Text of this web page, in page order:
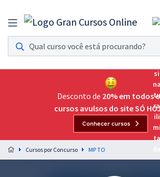
Assinatura Ilimitada 11
Acesso a todos os cursos. Teste grátis por 7 dias!
Assinatura OAB Até Passar
Acesso ilimitado a toda preparação para o Exame da
Preparação completa e intensiva para as principais
residências em saúde do Brasil
Desconto de 20% em todos
cursos avulsos do site SÓ
Conhecer cursos
Cursos por Concurso MP TO